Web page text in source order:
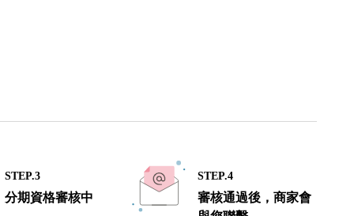
STEP.3
分期資格審核中
STEP.4
審核通過後，商家會